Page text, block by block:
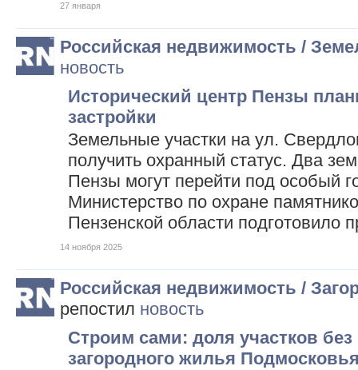
27 января
Российская недвижимость /
новость
Исторический центр Пензы
застройки
Земельные участки на ул.
получить охранный статус. Два
Пензы могут перейти под особый
Министерство по охране
Пензенской области подготовило
14 ноября 2025
Российская недвижимость /
репостил новость
Строим сами: доля участков
загородного жилья